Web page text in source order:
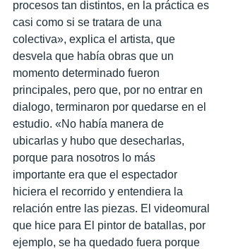
procesos tan distintos, en la práctica es
casi como si se tratara de una
colectiva», explica el artista, que
desvela que había obras que un
momento determinado fueron
principales, pero que, por no entrar en
dialogo, terminaron por quedarse en el
estudio. «No había manera de
ubicarlas y hubo que desecharlas,
porque para nosotros lo más
importante era que el espectador
hiciera el recorrido y entendiera la
relación entre las piezas. El videomural
que hice para El pintor de batallas, por
ejemplo, se ha quedado fuera porque